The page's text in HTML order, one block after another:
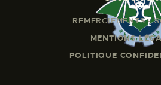
REMERCIEMENTS -
MENTIONS
POLITIQUE